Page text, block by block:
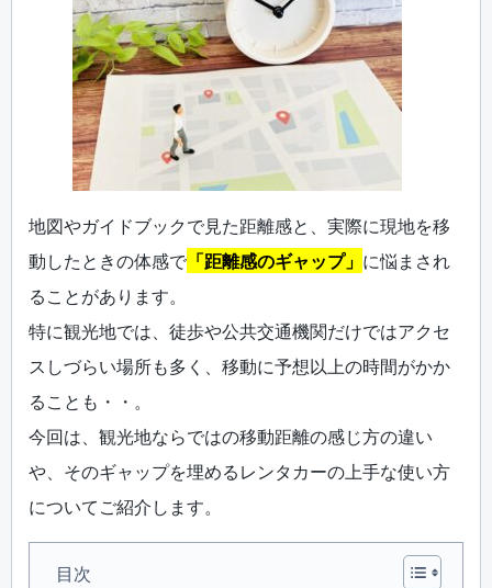
地図やガイドブックで見た距離感と、実際に現地を移
動したときの体感で 「距離感のギャップ」 に悩まされ
ることがあります。
特に観光地では、徒歩や公共交通機関だけではアクセ
スしづらい場所も多く、移動に予想以上の時間がかか
ることも・・。
今回は、観光地ならではの移動距離の感じ方の違い
や、そのギャップを埋めるレンタカーの上手な使い方
についてご紹介します。
目次